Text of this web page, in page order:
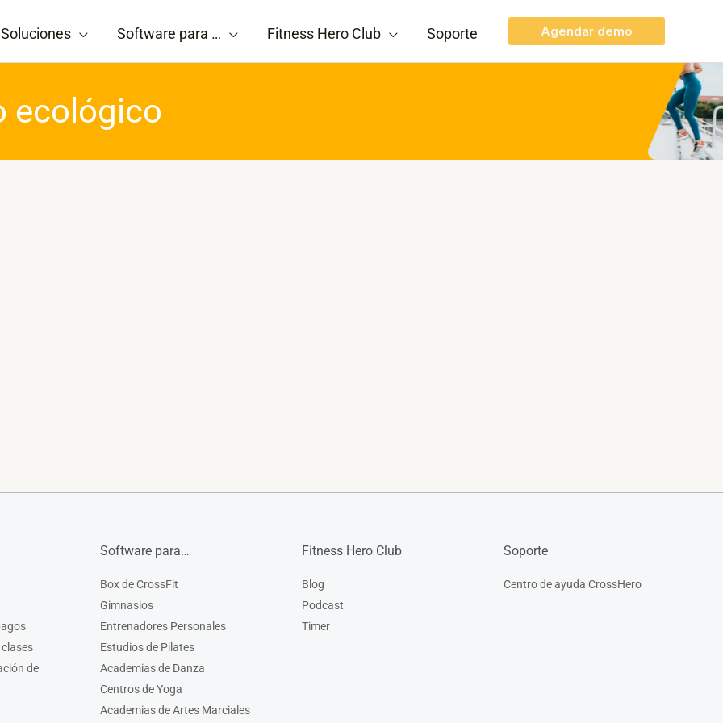
Soluciones Software para … Fitness Hero Club Soporte Agendar demo
ecológico
de
Software para…
Box de CrossFit
Gimnasios
Entrenadores Personales
Estudios de Pilates
Academias de Danza
Centros de Yoga
Academias de Artes Marciales
Fitness Hero Club
Blog
Podcast
Timer
Soporte
Centro de ayuda CrossHero